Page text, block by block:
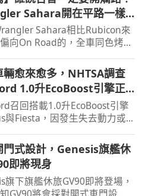
Sahara開在平路一樣
Sahara相比Rubicon來
向On Road的，全車同色烤
的鋁圈，還有越野設定，但這
的越野能力就比較弱，
的越野路面Sahara還是可以
，但就跟標題講的一樣…
輛愈來愈多，NHTSA調查
1.0升EcoBoost引擎正
會產生碎屑導致引擎鎖死
召回搭載1.0升EcoBoost引擎
與Fiesta，因發生失去動力或
甚至還擴大範圍和技術工程分
則確認原因了。
門式設計，Genesis旗艦休
即將現身
旗下旗艦休旅GV90即將登場，